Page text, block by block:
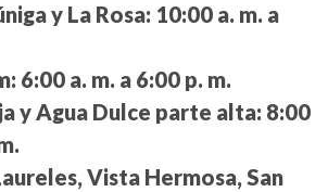
y La Rosa: 10:00 a. m. a
6:00 a. m. a 6:00 p. m.
y Agua Dulce parte alta: 8:00
Vista Hermosa, San